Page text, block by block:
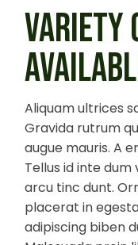
VARIETY
Aliquam ultrices
Gravida rutrum
augue mauris. A
Tellus id inte
arcu tinc dunt.
placerat in
adipiscing biben